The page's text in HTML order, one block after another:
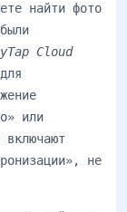
найти фото
Cloud
для
или
включают
не